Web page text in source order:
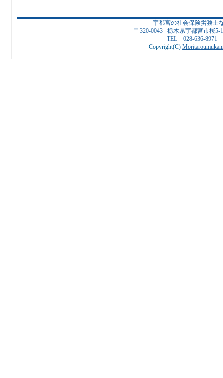
宇都宮の社会保険労務士
〒320-0043 栃木県宇都宮市桜
TEL 028-636-8971
Copyright(C)